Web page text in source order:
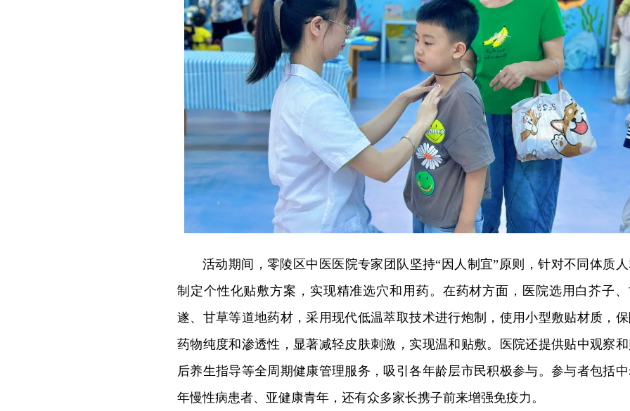
活动期间，零陵区中医医院专家团队坚持“因人制宜”原则，针对不同体质
制定个性化贴敷方案，实现精准选穴和用药。在药材方面，医院选用白芥子
遂、甘草等道地药材，采用现代低温萃取技术进行炮制，使用小型敷贴材质，
药物纯度和渗透性，显著减轻皮肤刺激，实现温和贴敷。医院还提供贴中观察
后养生指导等全周期健康管理服务，吸引各年龄层市民积极参与。参与者包括
年慢性病患者、亚健康青年，还有众多家长携子前来增强免疫力。